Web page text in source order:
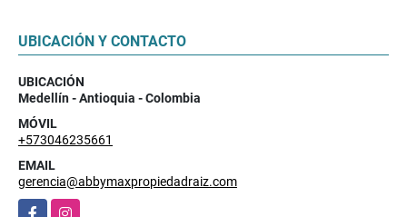
UBICACIÓN Y CONTACTO
UBICACIÓN
Medellín - Antioquia - Colombia
MÓVIL
+573046235661
EMAIL
gerencia@abbymaxpropiedadraiz.com
FacebookInstagram